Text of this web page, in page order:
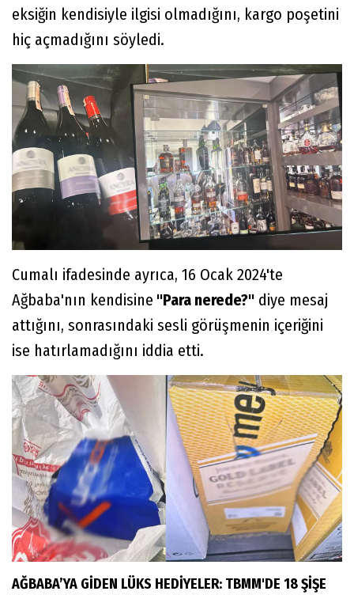
eksiğin kendisiyle ilgisi olmadığını, kargo poşetini
hiç açmadığını söyledi.
Cumalı ifadesinde ayrıca, 16 Ocak 2024'te
Ağbaba'nın kendisine "Para nerede?" diye mesaj
attığını, sonrasındaki sesli görüşmenin içeriğini
ise hatırlamadığını iddia etti.
AĞBABA’YA GİDEN LÜKS HEDİYELER: TBMM'DE 18 ŞİŞE